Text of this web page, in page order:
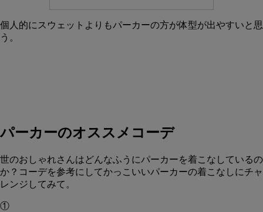
個人的にスウェットよりもパーカーの方が体型が出やすいと思
う。
パーカーのオススメコーデ
世のおしゃれさんはどんなふうにパーカーを着こなしているの
か？コーデを参考にしてかっこいいパーカーの着こなしにチャ
レンジしてみて。
①